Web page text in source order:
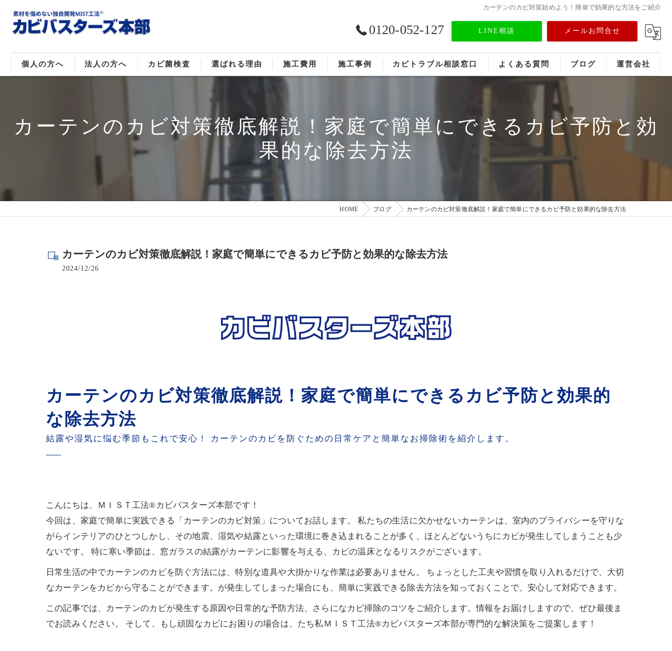
カーテンのカビ対策始めよう！簡単で効果的な方法をご紹介
0120-052-127 LINE相談 メールお問合せ
個人の方へ
マンションのカビ取り
法人の方へ
倉庫･工場のカビ取り
病院･クリニックのカビ取り
カビ菌検査 選ばれる理由
MIST工法®
ご依頼の流れ
施工費用 施工事例 カビトラブル相談窓口 よくある質問 ブログ 運営会社
メディア情報
カーテンのカビ対策徹底解説！家庭で簡単にできるカビ予防と効
果的な除去方法
HOME ブログ カーテンのカビ対策徹底解説！家庭で簡単にできるカビ予防と効果的な除去方法
カーテンのカビ対策徹底解説！家庭で簡単にできるカビ予防と効果的な除去方法
2024/12/26
カーテンのカビ対策徹底解説！家庭で簡単にできるカビ予防と効果的
な除去方法
結露や湿気に悩む季節もこれで安心！ カーテンのカビを防ぐための日常ケアと簡単なお掃除術を紹介します。
こんにちは、ＭＩＳＴ工法®カビバスターズ本部です！
今回は、家庭で簡単に実践できる「カーテンのカビ対策」についてお話します。 私たちの生活に欠かせないカーテンは、室内のプライバシーを守りな
がらインテリアのひとつしかし、その地震、湿気や結露といった環境に巻き込まれることが多く、ほとんどないうちにカビが発生してしまうことも少
ないです。 特に寒い季節は、窓ガラスの結露がカーテンに影響を与える、カビの温床となるリスクがございます。
日常生活の中でカーテンのカビを防ぐ方法には、特別な道具や大掛かりな作業は必要ありません。 ちょっとした工夫や習慣を取り入れるだけで、大切
なカーテンをカビから守ることができます。が発生してしまった場合にも、簡単に実践できる除去方法を知っておくことで、安心して対応できます。
この記事では、カーテンのカビが発生する原因や日常的な予防方法、さらになカビ掃除のコツをご紹介します。情報をお届けしますので、ぜひ最後ま
でお読みください。 そして、もし頑固なカビにお困りの場合は、たち私ＭＩＳＴ工法®カビバスターズ本部が専門的な解決策をご提案します！